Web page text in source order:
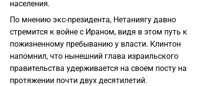
населения.
По мнению экс-президента, Нетаниягу давно
стремится к войне с Ираном, видя в этом путь к
пожизненному пребыванию у власти. Клинтон
напомнил, что нынешний глава израильского
правительства удерживается на своем посту на
протяжении почти двух десятилетий.